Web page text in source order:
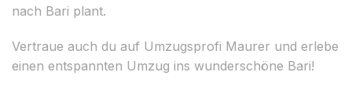
nach Bari plant.
Vertraue auch du auf Umzugsprofi Maurer und erlebe
einen entspannten Umzug ins wunderschöne Bari!